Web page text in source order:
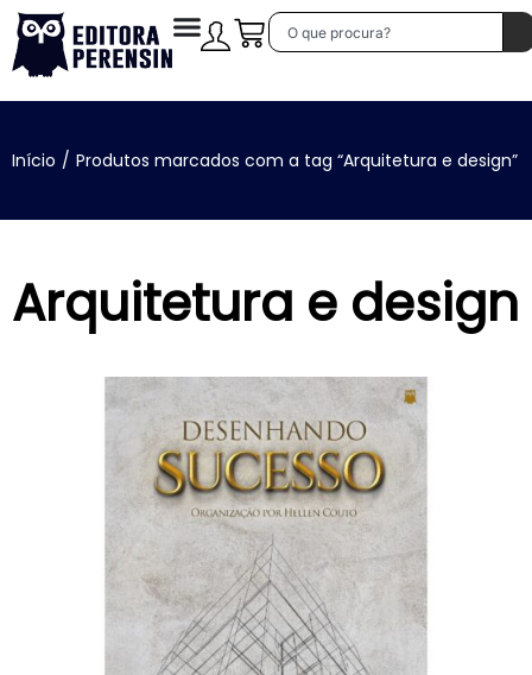
Início / Produtos marcados com a tag “Arquitetura e design”
Arquitetura e design